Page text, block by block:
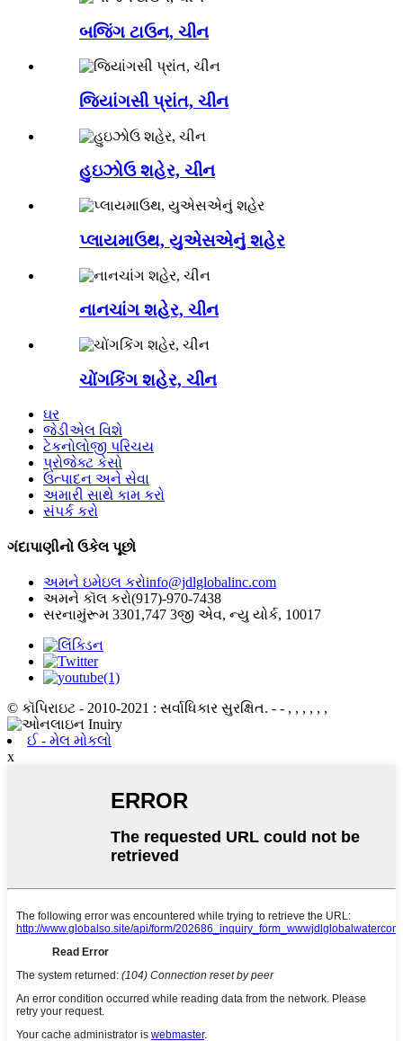
બજિંગ ટાઉન, ચીન
જિયાંગસી પ્રાંત, ચીન
હુઇઝોઉ શહેર, ચીન
પ્લાયમાઉથ, યુએસએનું શહેર
નાનચાંગ શહેર, ચીન
ચોંગકિંગ શહેર, ચીન
ઘર
જેડીએલ વિશે
ટેકનોલોજી પરિચય
પ્રોજેક્ટ કેસો
ઉત્પાદન અને સેવા
અમારી સાથે કામ કરો
સંપર્ક કરો
ગંદાપાણીનો ઉકેલ પૂછો
અમને ઇમેઇલ કરોinfo@jdlglobalinc.com
અમને કૉલ કરો(917)-970-7438
સરનામુંરૂમ 3301,747 3જી એવ, ન્યુ યોર્ક, 10017
© કૉપિરાઇટ - 2010-2021 : સર્વાધિકાર સુરક્ષિત. - - , , , , , ,
ઈ - મેલ મોકલો
x